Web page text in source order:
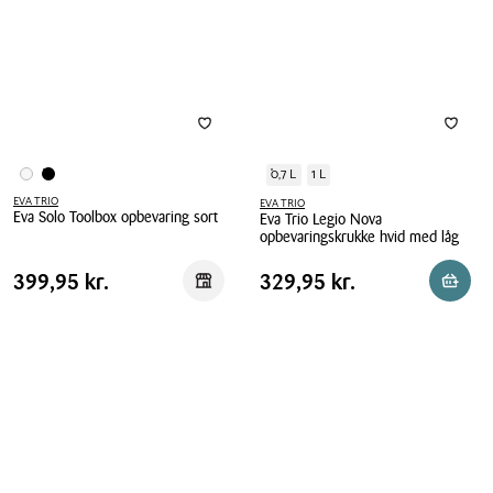
EVA TRIO
Eva Solo Toolbox opbevaring sort
Solo
Toolbox
Pris
Pris 399,95 kr.
399,95 kr. Reservér i butik
0,7 L 1 L
EVA TRIO
Eva Trio Legio Nova
opbevaringskrukke hvid med låg
Eva
Trio
Pris
Pris 329,95 kr.
329,95 kr.